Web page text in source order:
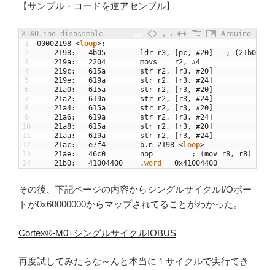
【サンプル・コードを逆アセンブル】
XIAO.ino disassmble
Arduino
1
2
3
4
5
6
7
8
9
10
11
12
13
14
00002198 <loop>:
2198: 4b05 ldr r3 , [pc ,
#20]	; (21b0
219a: 2204 movs r2 ,
#4
219c: 615a str r2 , [ r3 ,
#20]
219e: 619a str r2 , [ r3 ,
#24]
21a0: 615a str r2 , [ r3 ,
#20]
21a2 : 619a str r2 , [ r3 ,
#24]
21a4: 615a str r2 , [ r3 ,
#20]
21a6: 619a str r2 , [ r3 ,
#24]
21a8: 615a str r2 , [ r3 ,
#20]
21aa: 619a str r2 , [ r3 ,
#24]
21ac: e7f4 b. n 2198 <loop>
21ae: 46c0 nop ; (mov r8 , r8)
21b0: 41004400 .word 0x41004400
その後、下記ページの内容からシングルサイクルI/Oポー
トが0x60000000からマップされてることがわかった。
Cortex®-M0+シングルサイクルIOBUS
再度試してみたらな～んと本当に１サイクルで実行でき